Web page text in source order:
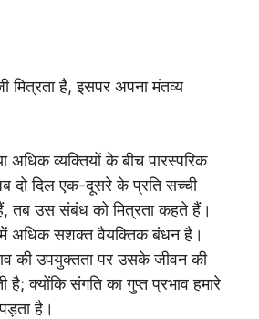
मित्रता है, इसपर अपना मंतव्य
अधिक व्यक्तियों के बीच पारस्परिक
दो दिल एक-दूसरे के प्रति सच्ची
तब उस संबंध को मित्रता कहते हैं।
अधिक सशक्त वैयक्तिक बंधन है।
की उपयुक्तता पर उसके जीवन की
है; क्योंकि संगति का गुप्त प्रभाव हमारे
है।